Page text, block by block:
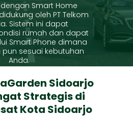
Smart Home
oleh PT Telkom
Sistem ini dapat
rumah dan dapat
Smart Phone dimana
pun sesuai kebutuhan
Anda.
Sidoarjo
Strategis di
Kota Sidoarjo